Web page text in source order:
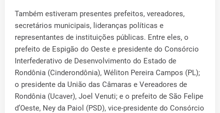
Também estiveram presentes prefeitos, vereadores,
secretários municipais, lideranças políticas e
representantes de instituições públicas. Entre eles, o
prefeito de Espigão do Oeste e presidente do Consórcio
Interfederativo de Desenvolvimento do Estado de
Rondônia (Cinderondônia), Wéliton Pereira Campos (PL);
o presidente da União das Câmaras e Vereadores de
Rondônia (Ucaver), Joel Venuti; e o prefeito de São Felipe
d’Oeste, Ney da Paiol (PSD), vice-presidente do Consórcio